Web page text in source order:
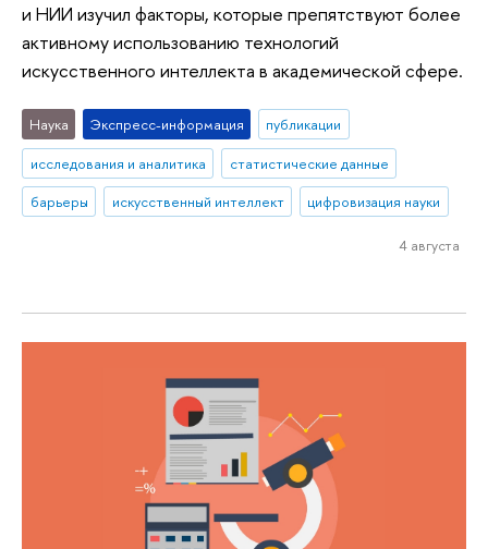
и НИИ изучил факторы, которые препятствуют более
активному использованию технологий
искусственного интеллекта в академической сфере.
Наука Экспресс-информация
публикации
исследования и аналитика
статистические данные
барьеры
искусственный интеллект цифровизация науки
4 августа